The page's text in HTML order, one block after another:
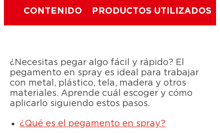
CONTENIDO PRODUCTOS UTILIZADOS
¿Necesitas pegar algo fácil y rápido? El
pegamento en spray es ideal para trabajar
con metal, plástico, tela, madera y otros
materiales. Aprende cuál escoger y cómo
aplicarlo siguiendo estos pasos.
¿Qué es el pegamento en spray?